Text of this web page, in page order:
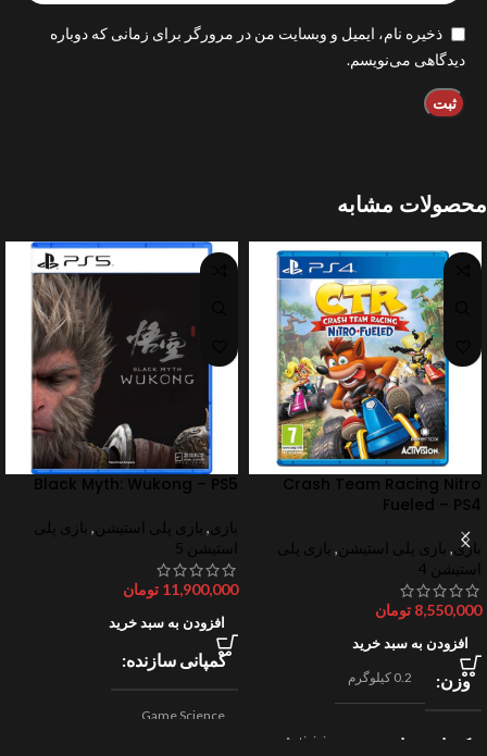
ذخیره نام، ایمیل و وبسایت من در مرورگر برای زمانی که دوباره
دیدگاهی می‌نویسم.
محصولات مشابه
Crash Team Racing Nitro
Fueled – PS4
بازی, بازی پلی استیشن , بازی پلی
استیشن 4
8,550,000 تومان
افزودن به سبد خرید
وزن 0.2 کیلوگرم
کمپانی سازنده
Activision
Black Myth: Wukong – PS5
بازی, بازی پلی استیشن , بازی پلی
استیشن 5
11,900,000 تومان
افزودن به سبد خرید
کمپانی سازنده
Game Science